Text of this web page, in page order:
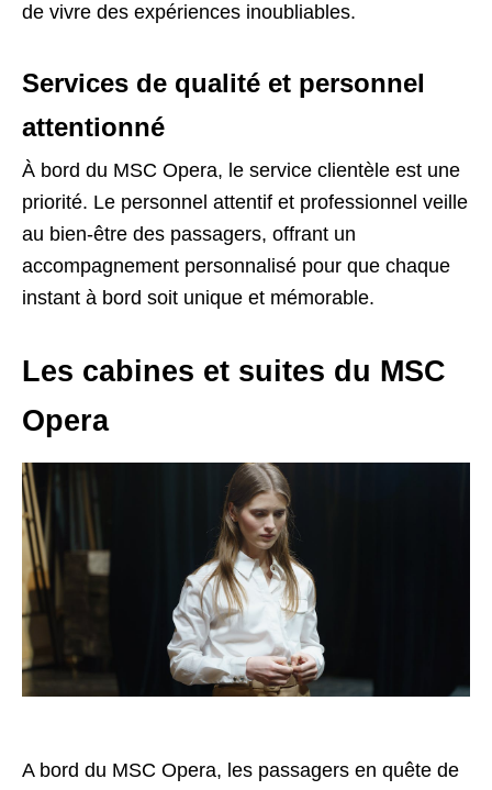
de vivre des expériences inoubliables.
Services de qualité et personnel
attentionné
À bord du MSC Opera, le service clientèle est une
priorité. Le personnel attentif et professionnel veille
au bien-être des passagers, offrant un
accompagnement personnalisé pour que chaque
instant à bord soit unique et mémorable.
Les cabines et suites du MSC
Opera
A bord du MSC Opera, les passagers en quête de